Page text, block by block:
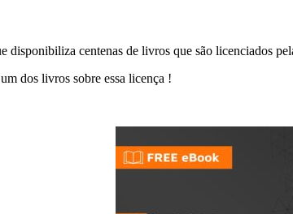
disponibiliza centenas de livros que são licenciados
dos livros sobre essa licença !